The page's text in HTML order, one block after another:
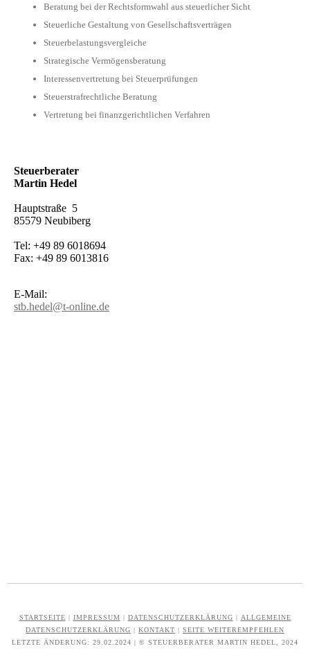
Beratung bei der Rechtsformwahl aus steuerlicher Sicht
Steuerliche Gestaltung von Gesellschaftsverträgen
Steuerbelastungsvergleiche
Strategische Vermögensberatung
Interessenvertretung bei Steuerprüfungen
Steuerstrafrechtliche Beratung
Vertretung bei finanzgerichtlichen Verfahren
Steuerberater
Martin Hedel
Hauptstraße 5
85579 Neubiberg
Tel: +49 89 6018694
Fax: +49 89 6013816
E-Mail:
stb.hedel@t-online.de
STARTSEITE | IMPRESSUM | DATENSCHUTZERKLÄRUNG | ALLGEMEINE
DATENSCHUTZERKLÄRUNG | KONTAKT | SEITE WEITEREMPFEHLEN
LETZTE ÄNDERUNG: 29.02.2024 | © STEUERBERATER MARTIN HEDEL, 2024